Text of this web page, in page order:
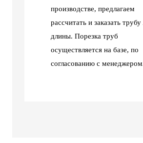
производстве, предлагаем
рассчитать и заказать
длины. Порезка труб
осуществляется на базе, по
согласованию с